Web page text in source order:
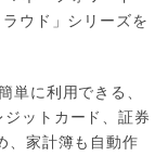
ウド」シリーズを
単に利用できる、
ットカード、証券
、家計簿も自動作